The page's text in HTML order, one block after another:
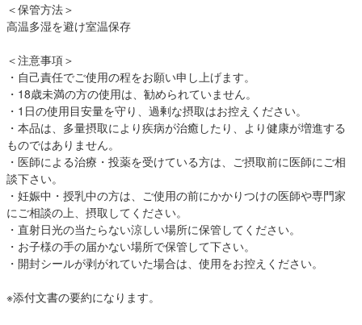
＜保管方法＞
高温多湿を避け室温保存
＜注意事項＞
・自己責任でご使用の程をお願い申し上げます。
・18歳未満の方の使用は、勧められていません。
・1日の使用目安量を守り、過剰な摂取はお控えください。
・本品は、多量摂取により疾病が治癒したり、より健康が増進する
ものではありません。
・医師による治療・投薬を受けている方は、ご摂取前に医師にご相
談下さい。
・妊娠中・授乳中の方は、ご使用の前にかかりつけの医師や専門家
にご相談の上、摂取してください。
・直射日光の当たらない涼しい場所に保管してください。
・お子様の手の届かない場所で保管して下さい。
・開封シールが剥がれていた場合は、使用をお控えください。
※添付文書の要約になります。